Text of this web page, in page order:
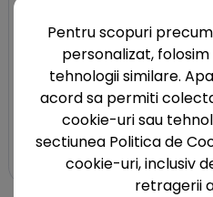
ADAUGA IN COS
Hu-Friedy
Chiureta parodontala
Universala Langer Mini Five
Everedge 2.0, nr. 5/6, maner
nr 9, mov, frontali
442,56 lei
Pentru scopuri
personalizat,
tehnologii similare.
acord sa permiti
cookie-uri sau
sectiunea Politica de
cookie-uri, inclusiv
retragerii